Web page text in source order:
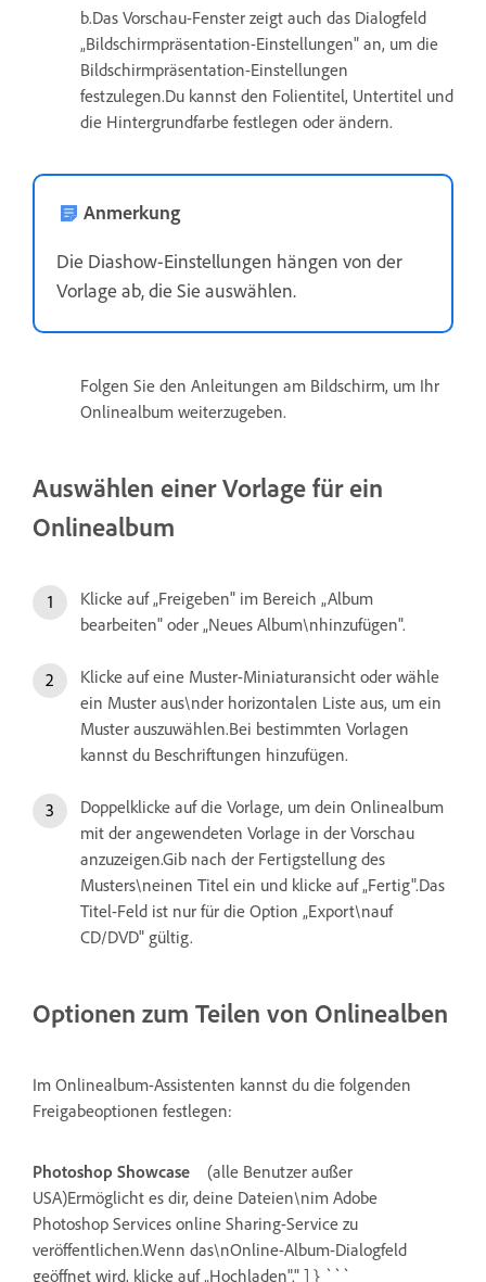
b.Das Vorschau-Fenster zeigt auch das Dialogfeld
„Bildschirmpräsentation-Einstellungen" an, um die
Bildschirmpräsentation-Einstellungen
festzulegen.Du kannst den Folientitel, Untertitel und
die Hintergrundfarbe festlegen oder ändern.
Anmerkung
Die Diashow-Einstellungen hängen von der
Vorlage ab, die Sie auswählen.
Folgen Sie den Anleitungen am Bildschirm, um Ihr
Onlinealbum weiterzugeben.
Auswählen einer Vorlage für ein
Onlinealbum
Klicke auf „Freigeben" im Bereich „Album
bearbeiten" oder „Neues Album\nhinzufügen".
Klicke auf eine Muster-Miniaturansicht oder wähle
ein Muster aus\nder horizontalen Liste aus, um ein
Muster auszuwählen.Bei bestimmten Vorlagen
kannst du Beschriftungen hinzufügen.
Doppelklicke auf die Vorlage, um dein Onlinealbum
mit der angewendeten Vorlage in der Vorschau
anzuzeigen.Gib nach der Fertigstellung des
Musters\neinen Titel ein und klicke auf „Fertig".Das
Titel-Feld ist nur für die Option „Export\nauf
CD/DVD" gültig.
Optionen zum Teilen von Onlinealben
Im Onlinealbum-Assistenten kannst du die folgenden
Freigabeoptionen festlegen:
Photoshop Showcase
(alle Benutzer außer
USA)Ermöglicht es dir, deine Dateien\nim Adobe
Photoshop Services online Sharing-Service zu
veröffentlichen.Wenn das\nOnline-Album-Dialogfeld
geöffnet wird, klicke auf „Hochladen"." ] } ```